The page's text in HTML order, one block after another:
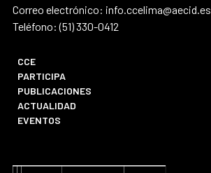
Correo electrónico: info.ccelima@aecid.es
Teléfono: (51) 330-0412
CCE
PARTICIPA
PUBLICACIONES
ACTUALIDAD
EVENTOS